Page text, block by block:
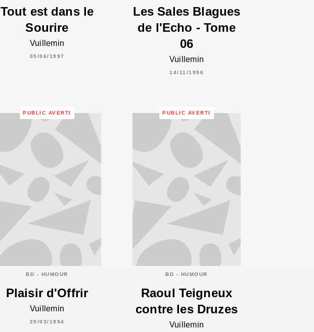
Tout est dans le
Sourire
Vuillemin
05/06/1997
Les Sales Blagues
de l'Echo - Tome
06
Vuillemin
14/11/1996
PUBLIC AVERTI
BD - HUMOUR
Plaisir d'Offrir
Vuillemin
29/03/1994
PUBLIC AVERTI
BD - HUMOUR
Raoul Teigneux
contre les Druzes
Vuillemin